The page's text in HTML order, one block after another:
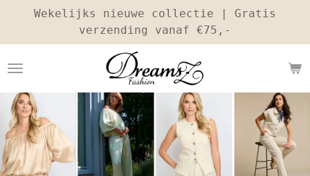
naar
de
Wekelijks nieuwe collectie | Gratis
verzending vanaf €75,-